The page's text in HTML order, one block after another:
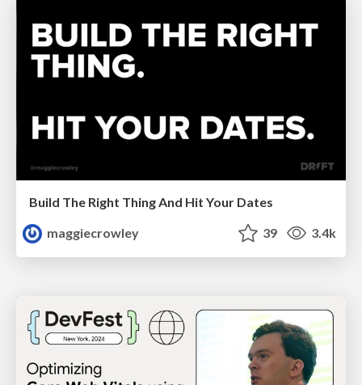
Build The Right Thing And Hit Your Dates
maggiecrowley
39 3.4k